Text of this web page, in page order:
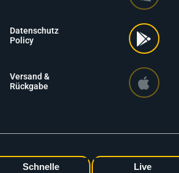
Datenschutz
Policy
Versand &
Rückgabe
Schnelle
Live